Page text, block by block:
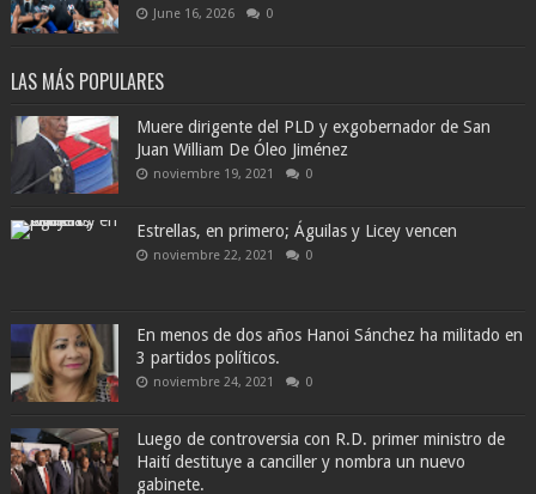
June 16, 2026 0
LAS MÁS POPULARES
Muere dirigente del PLD y exgobernador de San
Juan William De Óleo Jiménez
noviembre 19, 2021 0
Estrellas, en primero; Águilas y Licey vencen
noviembre 22, 2021 0
En menos de dos años Hanoi Sánchez ha militado en
3 partidos políticos.
noviembre 24, 2021 0
Luego de controversia con R.D. primer ministro de
Haití destituye a canciller y nombra un nuevo
gabinete.